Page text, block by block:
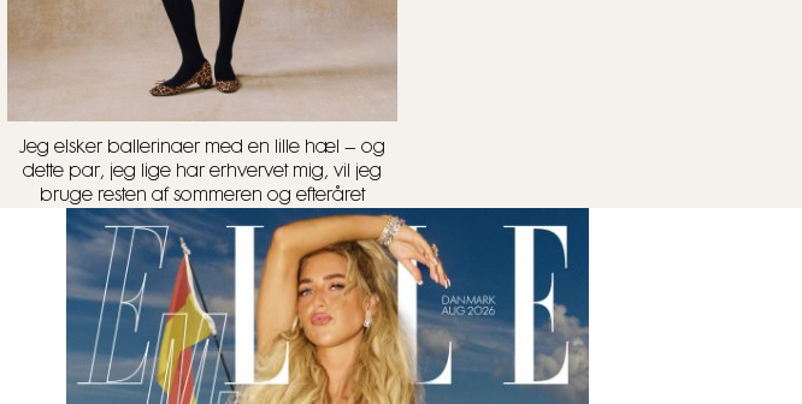
Jeg elsker ballerinaer med en lille hæl – og
dette par, jeg lige har erhvervet mig, vil jeg
bruge resten af sommeren og efteråret